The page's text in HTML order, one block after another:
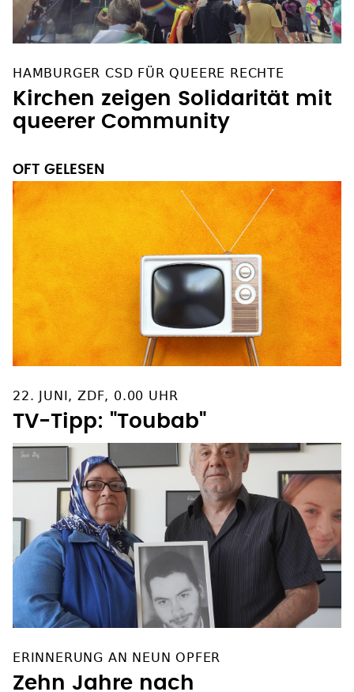
HAMBURGER CSD FÜR QUEERE RECHTE
Kirchen zeigen Solidarität mit
queerer Community
OFT GELESEN
22. JUNI, ZDF, 0.00 UHR
TV-Tipp: "Toubab"
ERINNERUNG AN NEUN OPFER
Zehn Jahre nach